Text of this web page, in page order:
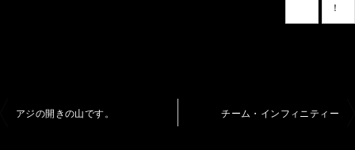
！
アジの開きの山です。 チーム・インフィニティー